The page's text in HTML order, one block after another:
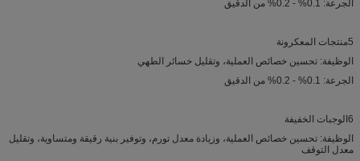
الجرعة: 0.1% - 0.2% من الدقيق
5منتجات المعكرونة
الوظيفة: تحسين خصائص العملية، وتقليل خسائر الطهي
الجرعة: 0.1% - 0.2% من الدقيق
6الوجبات الخفيفة
الوظيفة: تحسين خصائص العملية، وزيادة معدل تورم، وتوفير بنية رقيقة ومتساوية، وتقليل
معدل التوقف